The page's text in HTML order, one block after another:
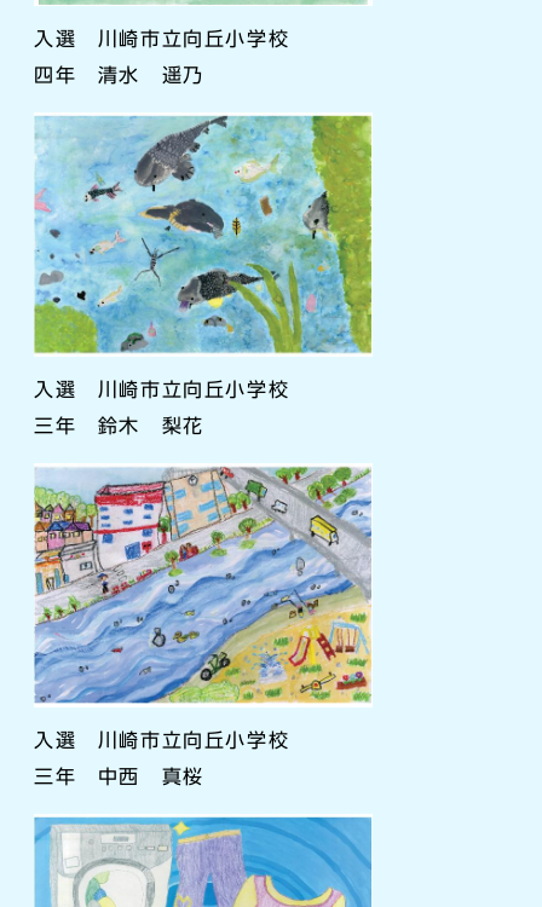
入選 川崎市立向丘小学校
四年 清水 遥乃
入選 川崎市立向丘小学校
三年 鈴木 梨花
入選 川崎市立向丘小学校
三年 中西 真桜